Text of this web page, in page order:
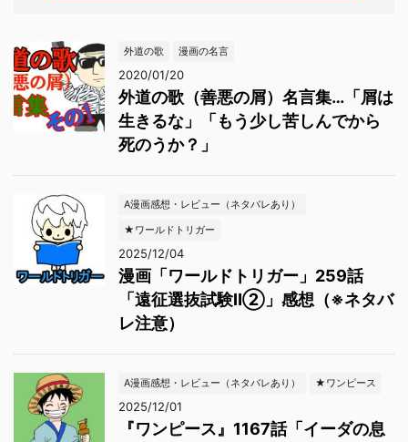
外道の歌 漫画の名言
2020/01/20
外道の歌（善悪の屑）名言集…「屑は
生きるな」「もう少し苦しんでから
死のうか？」
A漫画感想・レビュー（ネタバレあり）
★ワールドトリガー
2025/12/04
漫画「ワールドトリガー」259話
「遠征選抜試験Ⅱ②」感想（※ネタバ
レ注意）
A漫画感想・レビュー（ネタバレあり） ★ワンピース
2025/12/01
『ワンピース』1167話「イーダの息